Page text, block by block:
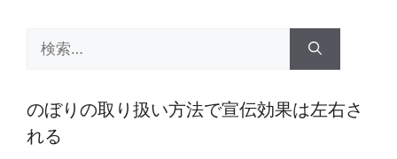
索:
のぼりの取り扱い方法で宣伝効果は左右さ
れる